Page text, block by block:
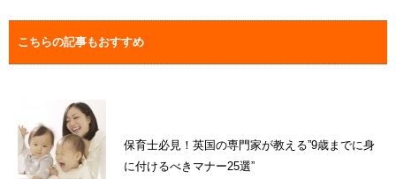
こちらの記事もおすすめ
保育士必見！英国の専門家が教える”9歳までに身
に付けるべきマナー25選”